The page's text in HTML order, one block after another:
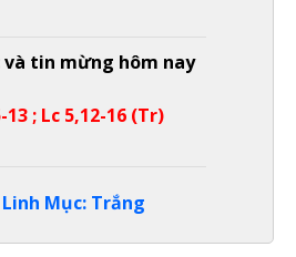
và tin mừng hôm nay
13 ; Lc 5,12-16 (Tr)
Linh Mục: Trắng